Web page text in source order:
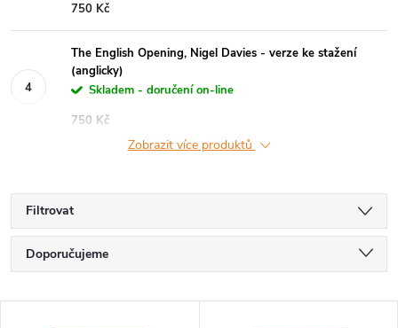
750 Kč
The English Opening, Nigel Davies - verze ke stažení
(anglicky)
Skladem - doručení on-line
750 Kč
Zobrazit více produktů
Filtrovat
Ř
a
Doporučujeme